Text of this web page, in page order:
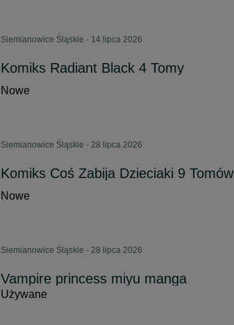
Siemianowice Śląskie - 14 lipca 2026
Komiks Radiant Black 4 Tomy
Nowe
Siemianowice Śląskie - 28 lipca 2026
Komiks Coś Zabija Dzieciaki 9 Tomów
Nowe
Siemianowice Śląskie - 28 lipca 2026
Vampire princess miyu manga
Używane